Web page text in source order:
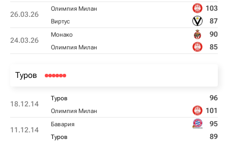
26.03.26
Олимпия Милан 103
Виртус 87
24.03.26
Монако 90
Олимпия Милан 85
Туров
18.12.14
Туров 96
Олимпия Милан 101
11.12.14
Бавария 95
Туров 89